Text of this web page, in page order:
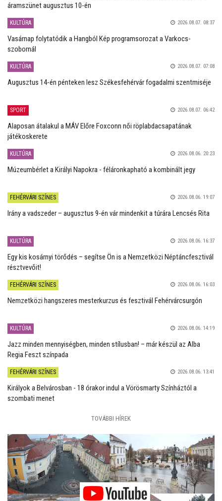
áramszünet augusztus 10-én
KULTÚRA 2026.08.07. 08:37
Vasárnap folytatódik a Hangból Kép programsorozat a Varkocs-
szobornál
KULTÚRA 2026.08.07. 07:08
Augusztus 14-én pénteken lesz Székesfehérvár fogadalmi szentmiséje
SPORT 2026.08.07. 06:42
Alaposan átalakul a MÁV Előre Foxconn női röplabdacsapatának
játékoskerete
KULTÚRA 2026.08.06. 20:23
Múzeumbérlet a Királyi Napokra - féláronkapható a kombinált jegy
FEHÉRVÁRI SZÍNES 2026.08.06. 19:07
Irány a vadszeder – augusztus 9-én vár mindenkit a túrára Lencsés Rita
KULTÚRA 2026.08.06. 16:37
Egy kis kosárnyi törődés – segítse Ön is a Nemzetközi Néptáncfesztivál
résztvevőit!
FEHÉRVÁRI SZÍNES 2026.08.06. 16:03
Nemzetközi hangszeres mesterkurzus és fesztivál Fehérvárcsurgón
KULTÚRA 2026.08.06. 14:19
Jazz minden mennyiségben, minden stílusban! – már készül az Alba
Regia Feszt színpada
FEHÉRVÁRI SZÍNES 2026.08.06. 13:41
Királyok a Belvárosban - 18 órakor indul a Vörösmarty Színháztól a
szombati menet
TOVÁBBI HÍREK